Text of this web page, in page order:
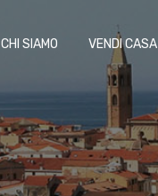
CHI SIAMO VENDI CASA